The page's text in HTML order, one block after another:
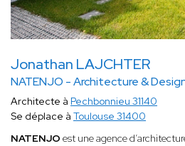
Jonathan LAJCHTER
NATENJO - Architecture &
Architecte à Pechbonnieu 31140
Se déplace à Toulouse 31400
NATENJO est une agence